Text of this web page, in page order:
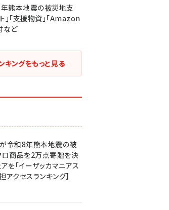
熊本地震の被災地支
」「支援物資」「Amazon
など
キングをもっと見る
が令和8年熊本地震の被
商品を2万点寄贈を決
を「イーザッカマニアス
アクセスランキング】